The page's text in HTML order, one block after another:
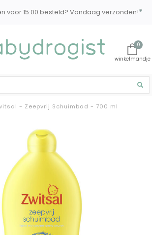
voor 15:00 besteld? Vandaag verzonden!*
0
- Zeepvrij Schuimbad - 700 ml